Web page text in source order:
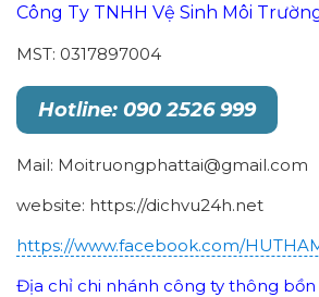
Công Ty TNHH Vệ Sinh Môi
MST: 0317897004
Hotline: 090 2526 999
Mail: Moitruongphattai@gmail.com
website: https://dichvu24h.net
https://www.facebook.com/
Địa chỉ chi nhánh công ty thông bồn